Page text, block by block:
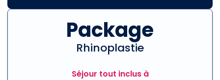
Package
Rhinoplastie
Séjour tout inclus à